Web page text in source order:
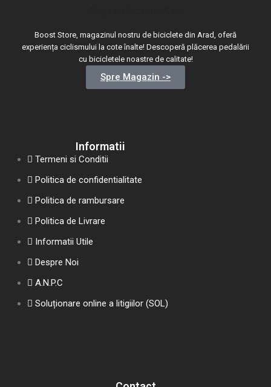
Boost Store, magazinul nostru de biciclete din Arad, oferă
experiența ciclismului la cote înalte! Descoperă plăcerea pedalării
cu bicicletele noastre de calitate!
Spre Magazin ->
Informatii
Termeni si Conditii
Politica de confidentialitate
Politica de rambursare
Politica de Livrare
Informatii Utile
Despre Noi
A.N.P.C
Soluționare online a litigiilor (SOL)